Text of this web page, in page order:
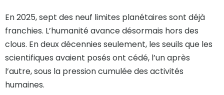
En 2025, sept des neuf limites planétaires sont déjà
franchies. L’humanité avance désormais hors des
clous. En deux décennies seulement, les seuils que les
scientifiques avaient posés ont cédé, l’un après
l’autre, sous la pression cumulée des activités
humaines.